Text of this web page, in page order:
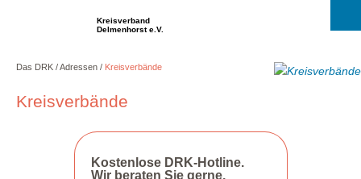
Kreisverband
Delmenhorst e.V.
Das DRK Adressen Kreisverbände
Kreisverbände
Kostenlose DRK-Hotline.
Wir beraten Sie gerne.